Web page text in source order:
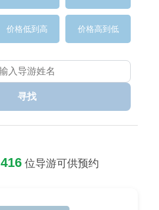
价格低到高 价格高到低
寻找
416 位导游可供预约